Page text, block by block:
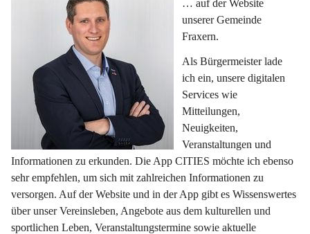
… auf der Website
unserer Gemeinde
Fraxern.
Als Bürgermeister lade
ich ein, unsere digitalen
Services wie
Mitteilungen,
Neuigkeiten,
Veranstaltungen und
Informationen zu erkunden. Die App CITIES möchte ich ebenso
sehr empfehlen, um sich mit zahlreichen Informationen zu
versorgen. Auf der Website und in der App gibt es Wissenswertes
über unser Vereinsleben, Angebote aus dem kulturellen und
sportlichen Leben, Veranstaltungstermine sowie aktuelle